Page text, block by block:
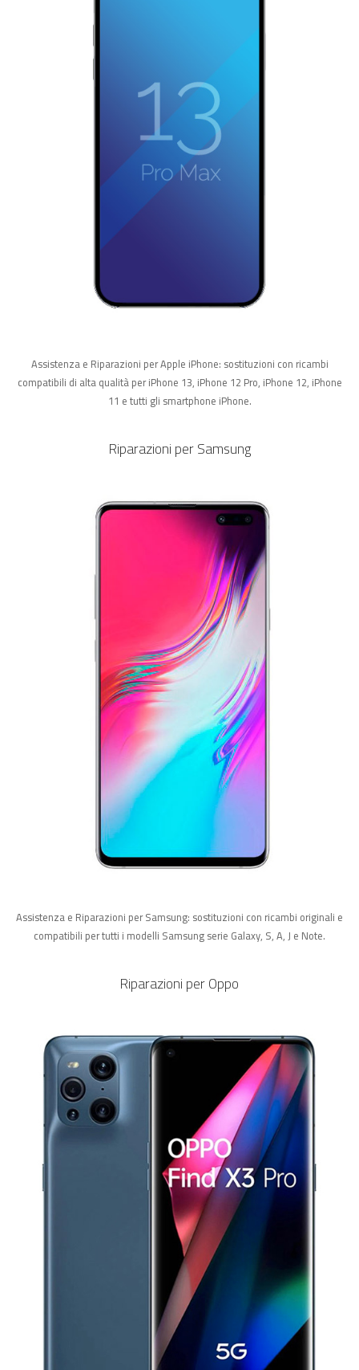
Assistenza e Riparazioni per Apple iPhone: sostituzioni con ricambi
compatibili di alta qualità per iPhone 13, iPhone 12 Pro, iPhone 12, iPhone
11 e tutti gli smartphone iPhone.
Riparazioni per Samsung
Assistenza e Riparazioni per Samsung: sostituzioni con ricambi originali e
compatibili per tutti i modelli Samsung serie Galaxy, S, A, J e Note.
Riparazioni per Oppo